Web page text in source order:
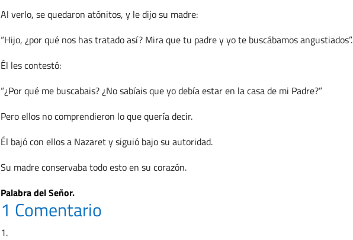
Al verlo, se quedaron atónitos, y le dijo su madre:
“Hijo, ¿por qué nos has tratado así? Mira que tu padre y yo te buscábamos angustiados”.
Él les contestó:
“¿Por qué me buscabais? ¿No sabíais que yo debía estar en la casa de mi Padre?”
Pero ellos no comprendieron lo que quería decir.
Él bajó con ellos a Nazaret y siguió bajo su autoridad.
Su madre conservaba todo esto en su corazón.
Palabra del Señor.
1 Comentario